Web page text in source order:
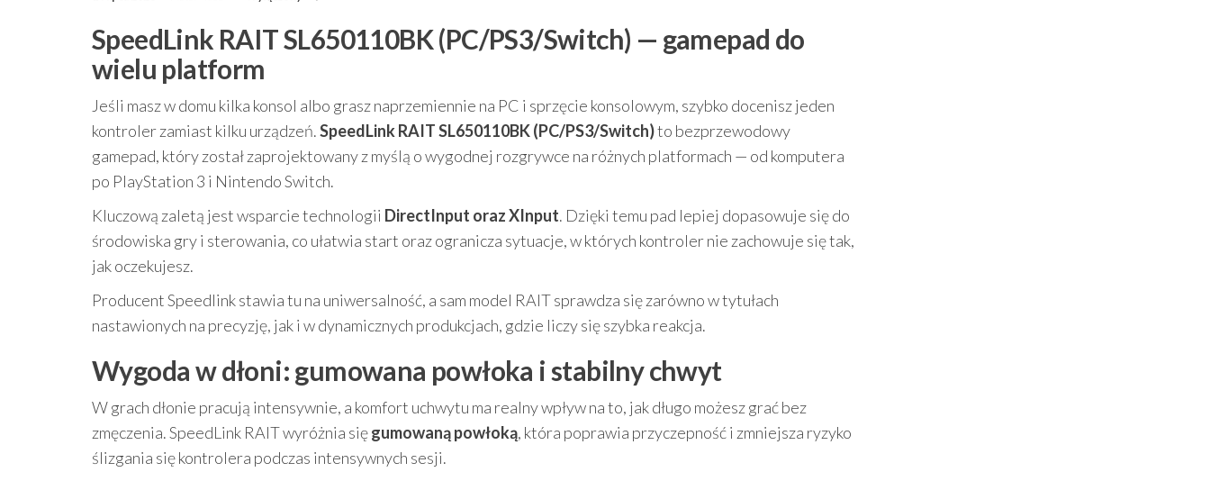
SpeedLink RAIT SL650110BK (PC/PS3/Switch) — gamepad do
wielu platform
Jeśli masz w domu kilka konsol albo grasz naprzemiennie na PC i sprzęcie konsolowym, szybko docenisz jeden
kontroler zamiast kilku urządzeń.SpeedLink RAIT SL650110BK (PC/PS3/Switch)to bezprzewodowy
gamepad, który został zaprojektowany z myślą o wygodnej rozgrywce na różnych platformach — od komputera
po PlayStation 3 i Nintendo Switch.
Kluczową zaletą jest wsparcie technologii DirectInput oraz XInput. Dzięki temu pad lepiej dopasowuje się do
środowiska gry i sterowania, co ułatwia start oraz ogranicza sytuacje, w których kontroler nie zachowuje się tak,
jak oczekujesz.
Producent Speedlink stawia tu na uniwersalność, a sam model RAIT sprawdza się zarówno w tytułach
nastawionych na precyzję, jak i w dynamicznych produkcjach, gdzie liczy się szybka reakcja.
Wygoda w dłoni: gumowana powłoka i stabilny chwyt
W grach dłonie pracują intensywnie, a komfort uchwytu ma realny wpływ na to, jak długo możesz grać bez
zmęczenia. SpeedLink RAIT wyróżnia sięgumowaną powłoką, która poprawia przyczepność i zmniejsza ryzyko
ślizgania się kontrolera podczas intensywnych sesji.